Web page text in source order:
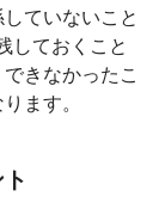
ていないこと
しておくこと
きなかったこ
ます。